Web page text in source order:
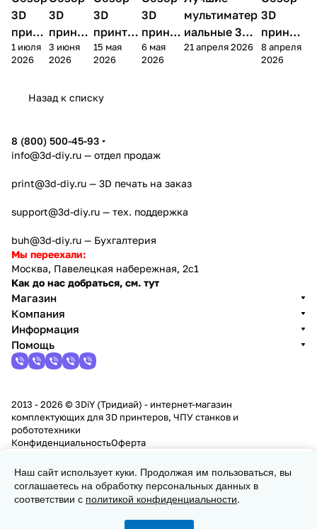
принтеры
3D
принт
ера
Bamb
1 июля
2026
принтеры
3D
принте
ра
Anycubi
4
3 июня
2026
принтеры
3D
принтер
а
FlashFo
Creator
15 мая
2026
принтеры
3D
принте
ра
Bambu
6 мая
2026
мультиматер
иальные 3D
принтеры на
21 апреля 2026
3D
принте
ра
FlashF
8 апреля
2026
Назад к списку
Заказать
8 (800) 500-45-93
info@3d-diy.ru — отдел продаж
print@3d-diy.ru — 3D печать на заказ
support@3d-diy.ru — тех. поддержка
buh@3d-diy.ru — Бухгалтерия
Мы переехали:
Москва, Павелецкая набережная, 2с1
Как до нас добраться, см. тут
Магазин
Компания
Информация
Помощь
2013 - 2026 © 3DiY (Тридиай) - интернет-магазин
комплектующих для 3D принтеров, ЧПУ станков и
робототехники
КонфиденциальностьОферта
Наш сайт использует куки. Продолжая им пользоваться, вы
соглашаетесь на обработку персональных данных в
соответствии с политикой конфиденциальности.